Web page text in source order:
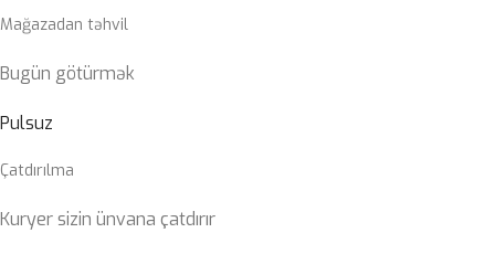
Mağazadan təhvil
Bugün götürmək
Pulsuz
Çatdırılma
Kuryer sizin ünvana çatdırır